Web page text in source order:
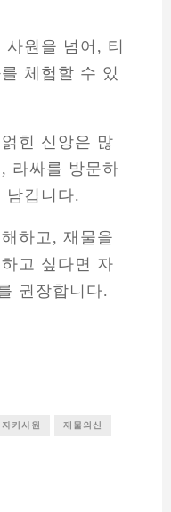
원을 넘어, 티
체험할 수 있
힌 신앙은 많
라싸를 방문하
남깁니다.
하고, 재물을
고 싶다면 자
권장합니다.
자키사원 재물의신